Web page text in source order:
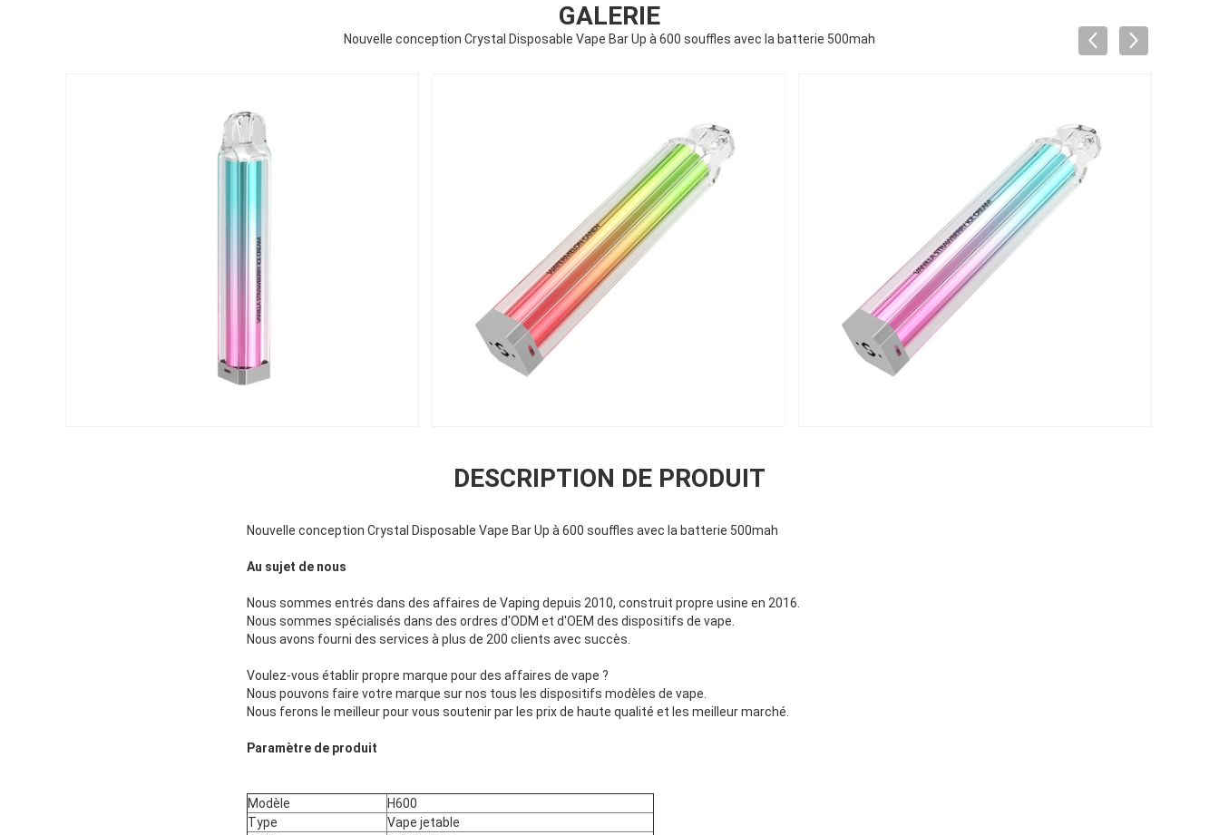
GALERIE
Nouvelle conception Crystal Disposable Vape Bar Up à 600 souffles avec la batterie 500mah
DESCRIPTION DE PRODUIT
Nouvelle conception Crystal Disposable Vape Bar Up à 600 souffles avec la batterie 500mah
Au sujet de nous
Nous sommes entrés dans des affaires de Vaping depuis 2010, construit propre usine en 2016.
Nous sommes spécialisés dans des ordres d'ODM et d'OEM des dispositifs de vape.
Nous avons fourni des services à plus de 200 clients avec succès.
Voulez-vous établir propre marque pour des affaires de vape ?
Nous pouvons faire votre marque sur nos tous les dispositifs modèles de vape.
Nous ferons le meilleur pour vous soutenir par les prix de haute qualité et les meilleur marché.
Paramètre de produit
Modèle
H600
Type
Vape jetable